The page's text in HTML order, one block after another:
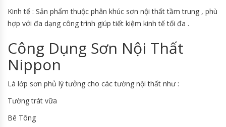
Kinh tế : Sản phẩm thuộc phân khúc sơn nội thất tầm trung , phù
hợp với đa dạng công trình giúp tiết kiệm kinh tế tối đa .
Công Dụng Sơn Nội Thất
Nippon
Là lớp sơn phủ lý tưởng cho các tường nội thất như :
Tường trát vữa
Bê Tông